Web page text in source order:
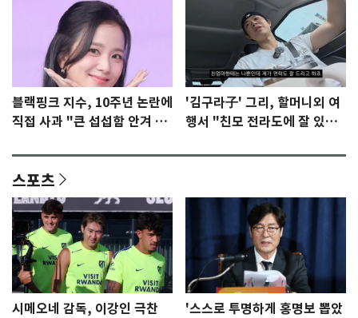
블랙핑크 지수, 10주년 논란에
직접 사과 "큰 섭섭함 안겨 미
'김구라子' 그리, 할머니외 여
행서 "친모 전라도에 잘 있
스포츠
시메오네 감독, 이강인 극찬
'스스로 투명하게 홍명보 뽑았